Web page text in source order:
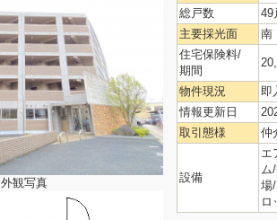
外観写真
総戸数
49
主要採光面
南
住宅保険料/
期間
物件現況
即
情報更新日
取引態様
仲
設備
エ
ム
場
ロ